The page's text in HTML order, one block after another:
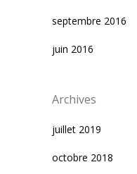
septembre 2016
juin 2016
Archives
juillet 2019
octobre 2018